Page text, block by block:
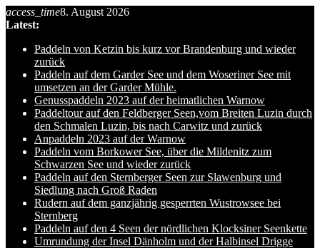
Skip
to
content
access_time8. August 2026
Latest:
Paddeln von Ketzin bis kurz vor Brandenburg und wieder
zurück
Paddeln auf dem Garder See und dem Woseriner See mit
umsetzen an der Garder Mühle.
Genusspaddeln 2023 auf der heimatlichen Warnow
Paddeltour auf den Feldberger Seen,vom Breiten Luzin durch
den Schmalen Luzin, bis nach Carwitz und zurück
Anpaddeln 2023 auf der Warnow
Paddeln vom Borkower See, über die Mildenitz zum
Schwarzen See und wieder zurück
Paddeln auf den Sternberger Seen zur Slawenburg und
Siedlung nach Groß Raden
Rudern auf dem ganzjährig gesperrten Wustrowsee bei
Sternberg
Paddeln auf den 4 Seen der nördlichen Klocksiner Seenkette
Umrundung der Insel Dänholm und der Halbinsel Drigge